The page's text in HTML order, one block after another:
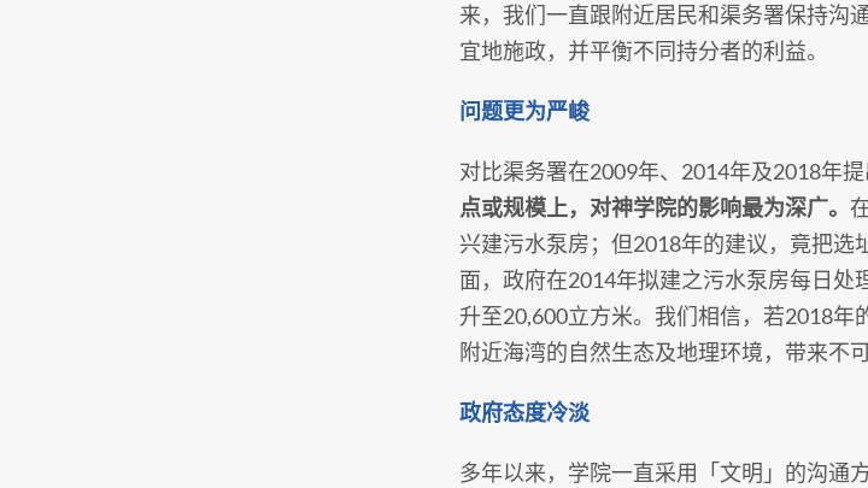
来，我们一直跟附近居民和渠务署保持沟
宜地施政，并平衡不同持分者的利益。
问题更为严峻
对比渠务署在2009年、2014年及2018年
点或规模上，对神学院的影响最为深广。
兴建污水泵房；但2018年的建议，竟把
面，政府在2014年拟建之污水泵房每日
升至20,600立方米。我们相信，若2018
附近海湾的自然生态及地理环境，带来不
政府态度冷淡
多年以来，学院一直采用「文明」的沟通